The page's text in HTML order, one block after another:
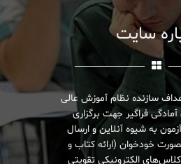
سایت
سازنده نظام آموزش عالی
فراگیر جهت برگزاری
به شیوه آنلاین و ارسال
خودخوان (ارائه کتاب و
الکترونیکی تقویتی